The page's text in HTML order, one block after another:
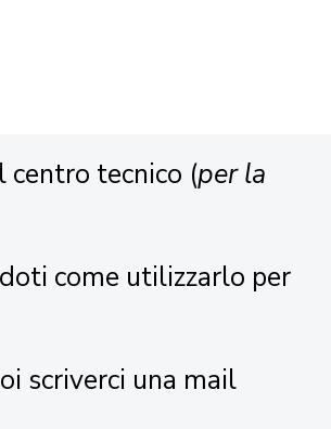
centro tecnico (per la
come utilizzarlo per
scriverci una mail